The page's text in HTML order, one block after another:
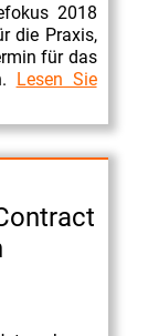
2018
die Praxis,
für das
Lesen Sie